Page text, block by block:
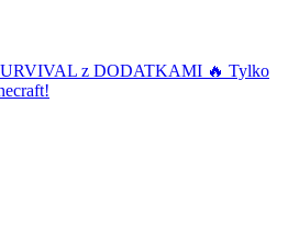
z DODATKAMI 🔥 Tylko